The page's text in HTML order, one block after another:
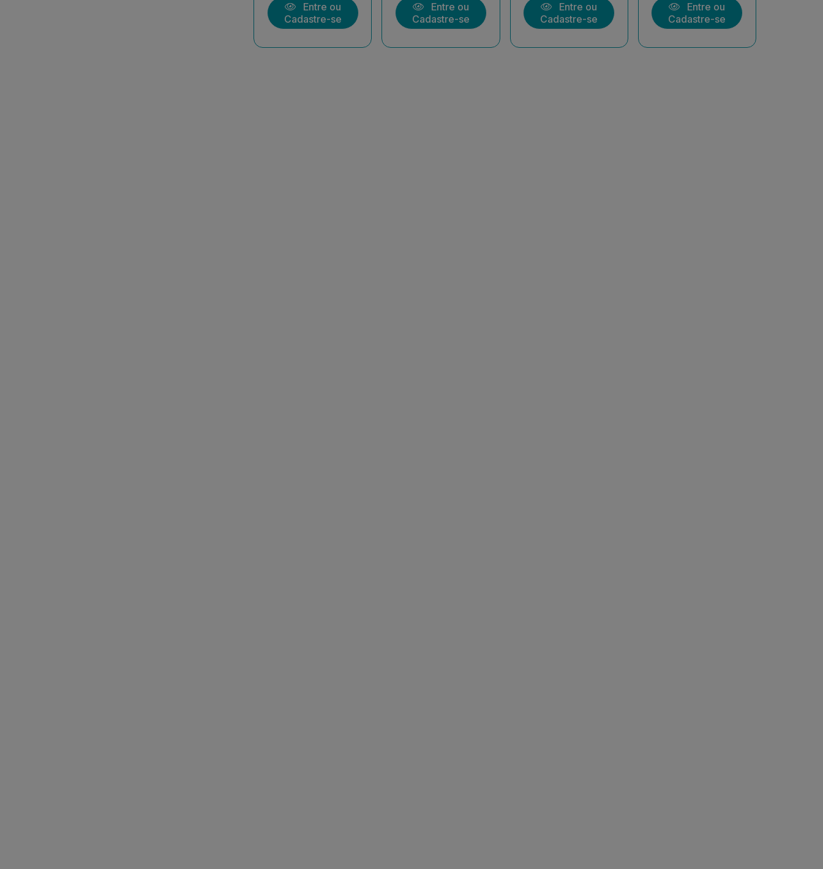
Entre ou
Cadastre-se
Entre ou
Cadastre-se
Entre ou
Cadastre-se
Entre ou
Cadastre-se